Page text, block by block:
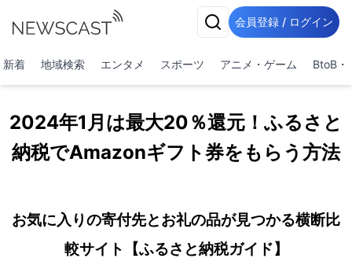
会員登録 / ログイン
新着 地域検索 エンタメ スポーツ アニメ・ゲーム BtoB・
2024年1月は最大20％還元！ふるさと
納税でAmazonギフト券をもらう方法
お気に入りの寄付先とお礼の品が見つかる横断比
較サイト【ふるさと納税ガイド】